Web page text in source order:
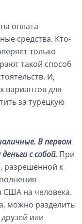
оплата
средства. Кто-
только
такой способ
И,
вариантов для
за турецкую
В первом
с собой. При
разрешенной к
США на человека.
можно разделить
или